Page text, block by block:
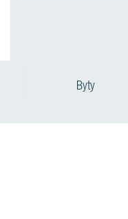
Byty